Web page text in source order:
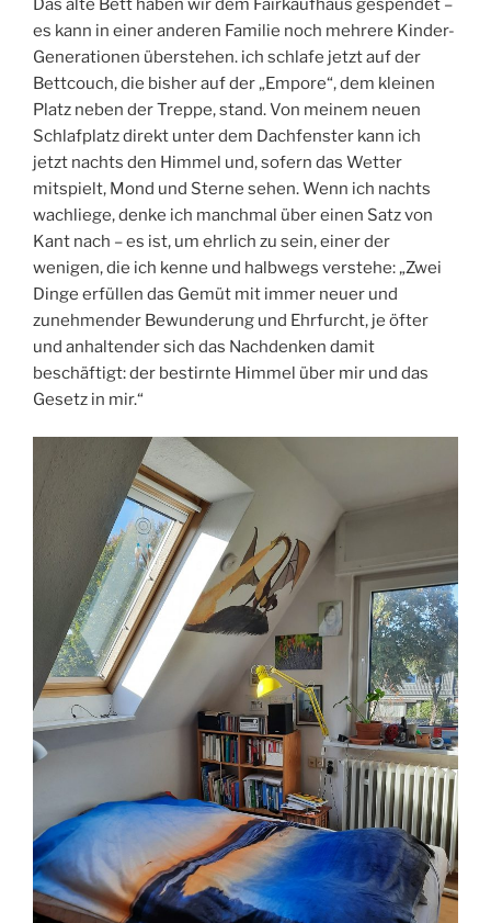
Das alte Bett haben wir dem Fairkaufhaus gespendet –
es kann in einer anderen Familie noch mehrere Kinder-
Generationen überstehen. ich schlafe jetzt auf der
Bettcouch, die bisher auf der „Empore“, dem kleinen
Platz neben der Treppe, stand. Von meinem neuen
Schlafplatz direkt unter dem Dachfenster kann ich
jetzt nachts den Himmel und, sofern das Wetter
mitspielt, Mond und Sterne sehen. Wenn ich nachts
wachliege, denke ich manchmal über einen Satz von
Kant nach – es ist, um ehrlich zu sein, einer der
wenigen, die ich kenne und halbwegs verstehe: „Zwei
Dinge erfüllen das Gemüt mit immer neuer und
zunehmender Bewunderung und Ehrfurcht, je öfter
und anhaltender sich das Nachdenken damit
beschäftigt: der bestirnte Himmel über mir und das
Gesetz in mir.“